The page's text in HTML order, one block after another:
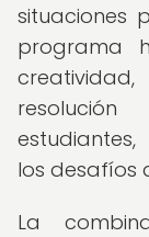
situaciones
programa
los desafíos
La